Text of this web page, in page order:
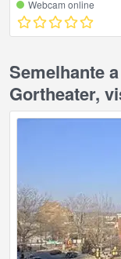
Webcam online
Semelhante
Gortheater,